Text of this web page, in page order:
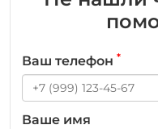
Ваш телефон *
Ваше имя